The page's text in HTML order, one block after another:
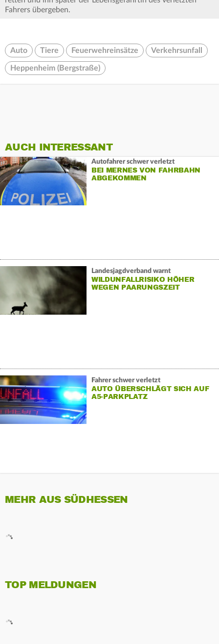
Fahrers übergeben.
Auto Tiere Feuerwehreinsätze Verkehrsunfall
Heppenheim (Bergstraße)
AUCH INTERESSANT
Autofahrer schwer verletzt
BEI MERNES VON FAHRBAHN
ABGEKOMMEN
Landesjagdverband warnt
WILDUNFALLRISIKO HÖHER
WEGEN PAARUNGSZEIT
Fahrer schwer verletzt
AUTO ÜBERSCHLÄGT SICH AUF
A5-PARKPLATZ
MEHR AUS SÜDHESSEN
TOP MELDUNGEN